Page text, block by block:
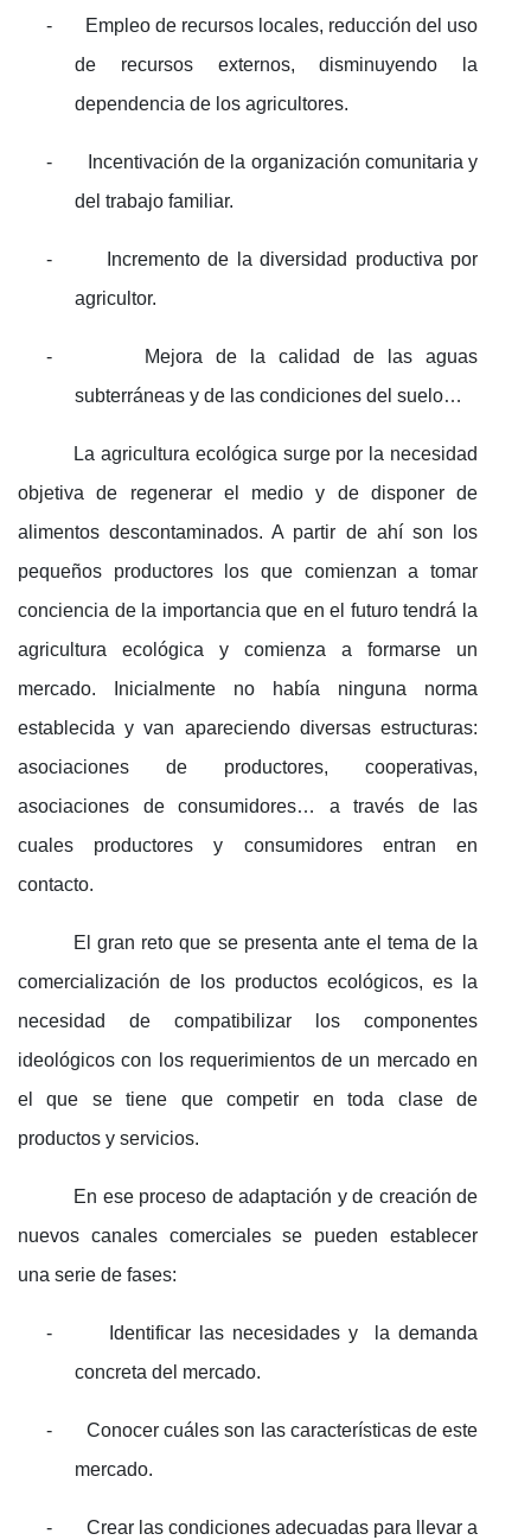
-
Empleo de recursos locales, reducción del uso
de recursos externos, disminuyendo la
dependencia de los agricultores.
-
Incentivación de la organización comunitaria y
del trabajo familiar.
-
Incremento de la diversidad productiva por
agricultor.
-
Mejora de la calidad de las aguas
subterráneas y de las condiciones del suelo…
La agricultura ecológica surge por la necesidad
objetiva de regenerar el medio y de disponer de
alimentos descontaminados. A partir de ahí son los
pequeños productores los que comienzan a tomar
conciencia de la importancia que en el futuro tendrá la
agricultura ecológica y comienza a formarse un
mercado. Inicialmente no había ninguna norma
establecida y van apareciendo diversas estructuras:
asociaciones de productores, cooperativas,
asociaciones de consumidores… a través de las
cuales productores y consumidores entran en
contacto.
El gran reto que se presenta ante el tema de la
comercialización de los productos ecológicos, es la
necesidad de compatibilizar los componentes
ideológicos con los requerimientos de un mercado en
el que se tiene que competir en toda clase de
productos y servicios.
En ese proceso de adaptación y de creación de
nuevos canales comerciales se pueden establecer
una serie de fases:
-
Identificar las necesidades y la demanda
concreta del mercado.
-
Conocer cuáles son las características de este
mercado.
-
Crear las condiciones adecuadas para llevar a